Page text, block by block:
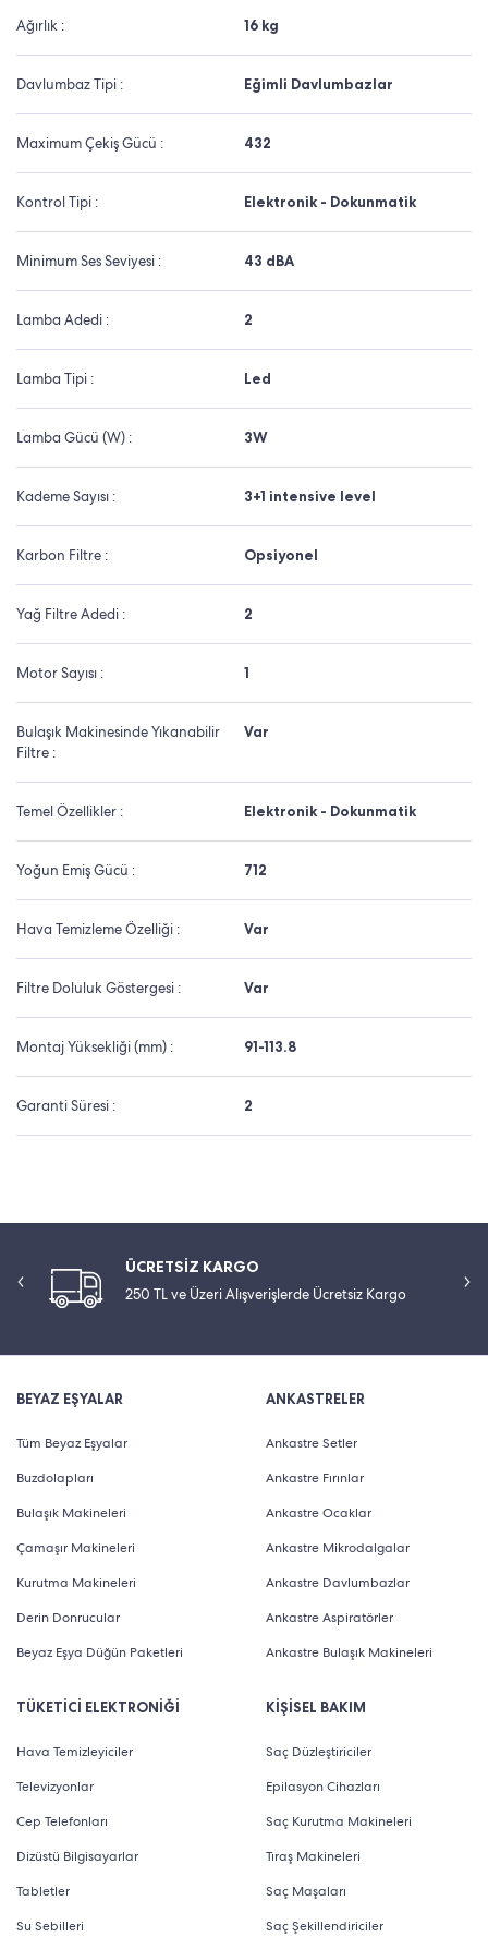
Ağırlık : 16 kg
Davlumbaz Tipi : Eğimli Davlumbazlar
Maximum Çekiş Gücü : 432
Kontrol Tipi : Elektronik - Dokunmatik
Minimum Ses Seviyesi : 43 dBA
Lamba Adedi : 2
Lamba Tipi : Led
Lamba Gücü (W) : 3W
Kademe Sayısı : 3+1 intensive level
Karbon Filtre : Opsiyonel
Yağ Filtre Adedi : 2
Motor Sayısı : 1
Bulaşık Makinesinde Yıkanabilir
Filtre :
Var
Temel Özellikler : Elektronik - Dokunmatik
Yoğun Emiş Gücü : 712
Hava Temizleme Özelliği : Var
Filtre Doluluk Göstergesi : Var
Montaj Yüksekliği (mm) : 91-113.8
Garanti Süresi : 2
ÜCRETSİZ KARGO
250 TL ve Üzeri Alışverişlerde Ücretsiz Kargo
BEYAZ EŞYALAR
Tüm Beyaz Eşyalar
Buzdolapları
Bulaşık Makineleri
Çamaşır Makineleri
Kurutma Makineleri
Derin Donrucular
Beyaz Eşya Düğün Paketleri
TÜKETİCİ ELEKTRONİĞİ
Hava Temizleyiciler
Televizyonlar
Cep Telefonları
Dizüstü Bilgisayarlar
Tabletler
Su Sebilleri
ANKASTRELER
Ankastre Setler
Ankastre Fırınlar
Ankastre Ocaklar
Ankastre Mikrodalgalar
Ankastre Davlumbazlar
Ankastre Aspiratörler
Ankastre Bulaşık Makineleri
KİŞİSEL BAKIM
Saç Düzleştiriciler
Epilasyon Cihazları
Saç Kurutma Makineleri
Tıraş Makineleri
Saç Maşaları
Saç Şekillendiriciler